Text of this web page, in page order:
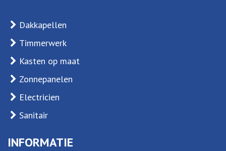
Dakkapellen
Timmerwerk
Kasten op maat
Zonnepanelen
Electricien
Sanitair
INFORMATIE